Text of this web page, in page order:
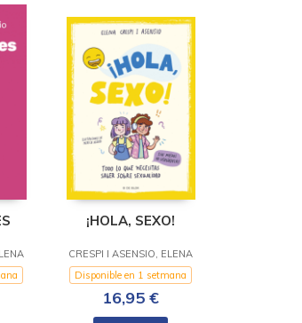
¡HOLA, SEXO!
CRESPI I ASENSIO, ELENA
Disponible en 1 setmana
16,95 €